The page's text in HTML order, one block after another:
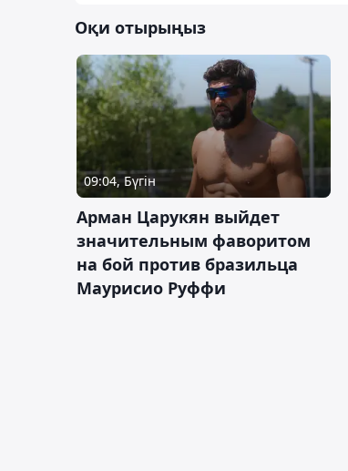
Оқи отырыңыз
09:04, Бүгін
Арман Царукян выйдет
значительным фаворитом
на бой против бразильца
Маурисио Руффи